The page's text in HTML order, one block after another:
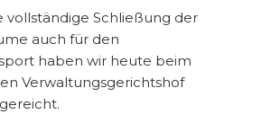
vollständige Schließung der
auch für den
haben wir heute beim
Verwaltungsgerichtshof